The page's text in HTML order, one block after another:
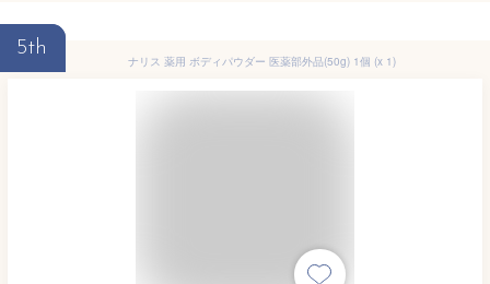
5th
ナリス 薬用 ボディパウダー 医薬部外品(50g) 1個 (x 1)